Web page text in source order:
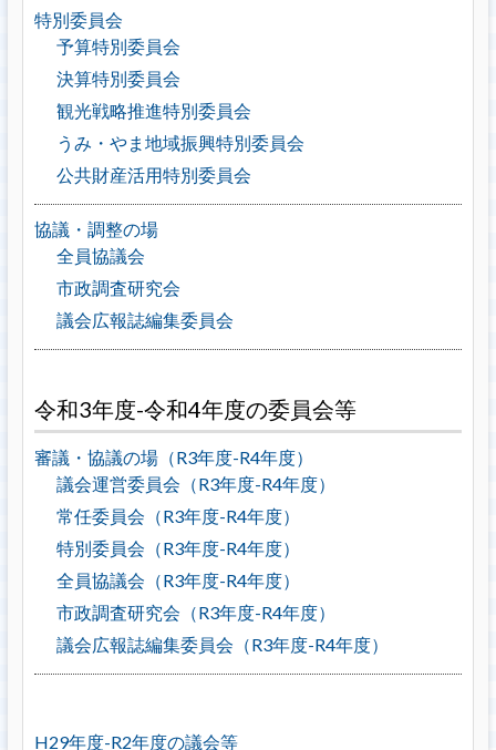
特別委員会
予算特別委員会
決算特別委員会
観光戦略推進特別委員会
うみ・やま地域振興特別委員会
公共財産活用特別委員会
協議・調整の場
全員協議会
市政調査研究会
議会広報誌編集委員会
令和3年度-令和4年度の委員会等
審議・協議の場（R3年度-R4年度）
議会運営委員会（R3年度-R4年度）
常任委員会（R3年度-R4年度）
特別委員会（R3年度-R4年度）
全員協議会（R3年度-R4年度）
市政調査研究会（R3年度-R4年度）
議会広報誌編集委員会（R3年度-R4年度）
H29年度-R2年度の議会等